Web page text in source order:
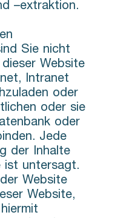
–extraktion.
Sie nicht
Website
Intranet
oder
oder sie
oder
Jede
der Inhalte
ist untersagt.
Website
Website,